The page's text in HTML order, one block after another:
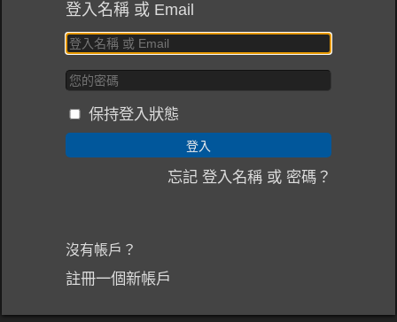
登入名稱 或 Email
保持登入狀態
忘記 登入名稱 或 密碼？
沒有帳戶？
註冊一個新帳戶